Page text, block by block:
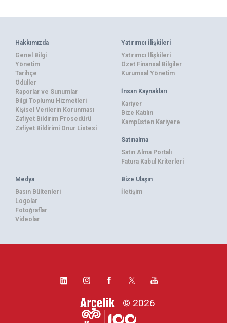
Hakkımızda
Genel Bilgi
Yönetim
Tarihçe
Ödüller
Raporlar ve Sunumlar
Bilgi Toplumu Hizmetleri
Kişisel Verilerin Korunması
Zafiyet Bildirim Prosedürü
Zafiyet Bildirimi Onur Listesi
Yatırımcı İlişkileri
Yatırımcı İlişkileri
Özet Finansal Bilgiler
Kurumsal Yönetim
İnsan Kaynakları
Kariyer
Bize Katılın
Kampüsten Kariyere
Satınalma
Satın Alma Portalı
Fatura Kabul Kriterleri
Medya
Basın Bültenleri
Logolar
Fotoğraflar
Videolar
Bize Ulaşın
İletişim
© 2026